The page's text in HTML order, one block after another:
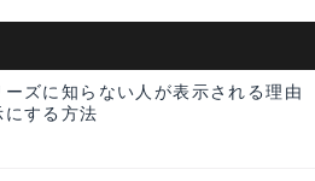
ーズに知らない人が表示される理由
にする方法